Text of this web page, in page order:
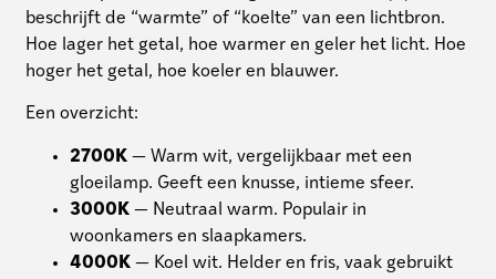
beschrijft de “warmte” of “koelte” van een lichtbron.
Hoe lager het getal, hoe warmer en geler het licht. Hoe
hoger het getal, hoe koeler en blauwer.
Een overzicht:
2700K — Warm wit, vergelijkbaar met een
gloeilamp. Geeft een knusse, intieme sfeer.
3000K — Neutraal warm. Populair in
woonkamers en slaapkamers.
4000K — Koel wit. Helder en fris, vaak gebruikt